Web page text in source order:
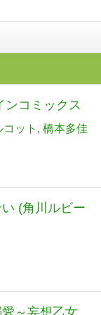
ンコミックス
ット
橋本多佳
(角川ルビー